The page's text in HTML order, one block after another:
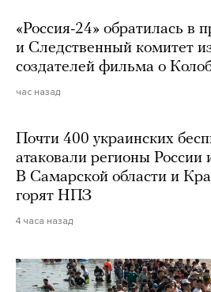
«Россия-24» обратилась в
и Следственный комитет
создателей фильма о
час назад
Почти 400 украинских
атаковали регионы
В Самарской области и
горят НПЗ
4 часа назад